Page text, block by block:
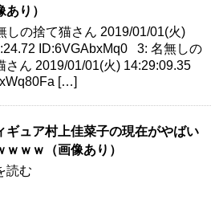
あり）
しの捨て猫さん 2019/01/01(火)
ID:6VGAbxMq0 3: 名無しの
さん 2019/01/01(火) 14:29:09.35
[…]
ギュア村上佳菜子の現在がやばい
ｗｗｗ（画像あり）
読む